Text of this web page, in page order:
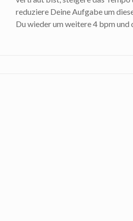
reduziere Deine Aufgabe um
Du wieder um weitere 4 bpm und